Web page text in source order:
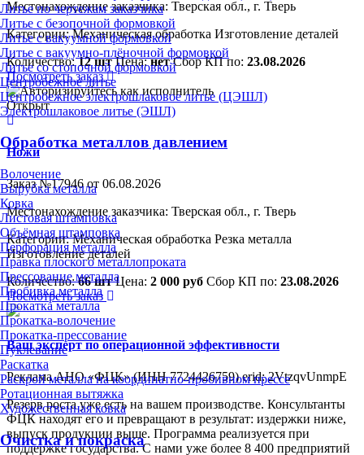
Литье по чертежам заказчика
Литье с безопочной формовкой
Литье с вакуумной формовкой
Литье с вакуумно-плёночной формовкой
Литье со стопочной формовкой
Центробежное литье
Центробежное электрошлаковое литье (ЦЭШЛ)
Электрошлаковое литье (ЭШЛ)
Обработка металлов давлением
Волочение
Вырубка металла
Ковка
Листовая штамповка
Объёмная штамповка
Перфорация металла
Правка плоского металлопроката
Прессование металла
Пробивка металла
Прокатка металла
Прокатка-волочение
Прокатка-прессование
Пуклевание
Раскатка
Раскрой металла на координатно-пробивном прессе
Ротационная вытяжка
Художественная ковка
Очистка и покраска
Местонахождение заказчика: Тверская обл., г. Тверь
Категории:Механическая обработка Изготовление деталей
Количество:12 шт Цена:нет Сбор КП по: 23.08.2026
Посмотреть заказ
Открыт
Ножи
Заказ №17946 от 06.08.2026
Местонахождение заказчика: Тверская обл., г. Тверь
Категории:Механическая обработка Резка металла
Изготовление деталей
Количество:66 шт Цена: 2 000 руб Сбор КП по: 23.08.2026
Посмотреть заказ
Ваш эксперт по операционной эффективности
Реклама АНО «ФЦК» (ИНН 7724426759) erid: 2VtzqvUnmpE
Резерв роста уже есть на вашем производстве. Консультанты
ФЦК находят его и превращают в результат: издержки ниже,
выпуск продукции выше. Программа реализуется при
поддержке государства. С нами уже более 8 400 предприятий